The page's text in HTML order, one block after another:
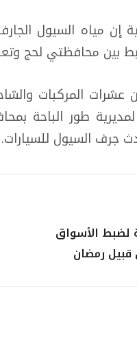
إن مياه السيول
بين محافظتي لحج
عشرات المركبات
طور الباحة
جرف السيول للسيارات.
لضبط الأسواق
قبيل رمضان